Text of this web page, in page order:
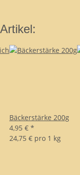
Bäckerstärke 200g
4,95 € *
24,75 € pro 1 kg